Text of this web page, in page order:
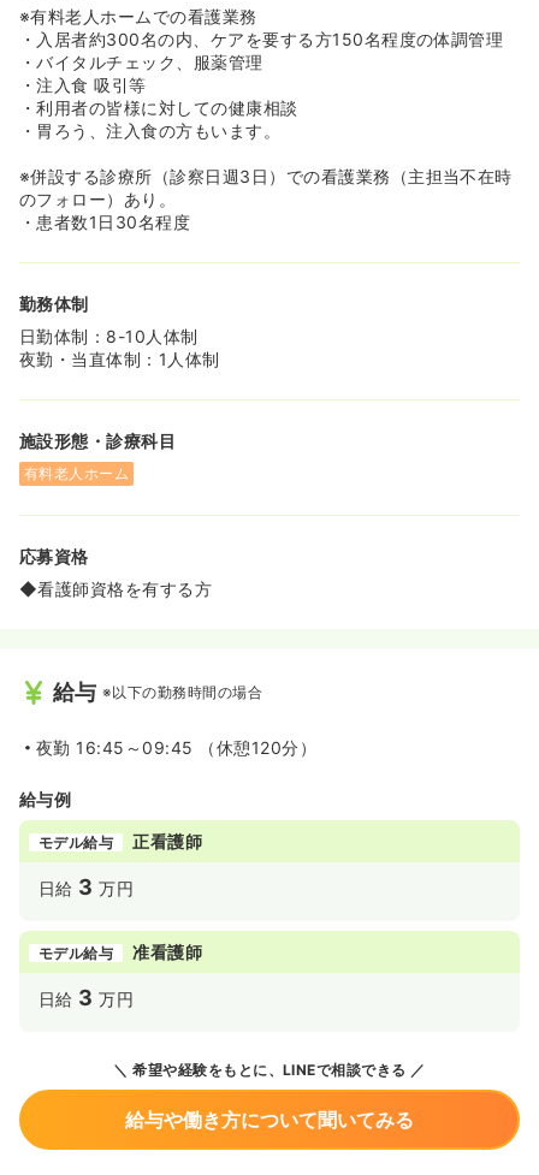
間休日120日と非常にお休みが多いです＾＾
有給消化率も80％以上と休みの消化もしやすく、プライベ
ートとの両立がしやすい職場となっております◎
≪安定した福利厚生で、託児所もございます♪≫
◆隣接する京都桂病院内にある、「法人の託児所」を利用
◆時間帯は「7時半～20時半」までお子様を預けることが
出来ます。(2ヶ月～未就学児まで託児可能)
◆また日勤帯は「病児保育」もございます。利用料は1回
また、育児介護休業法によって、お子様が未就学児のとき
◆桂駅から専用の送迎バスも出ており、電車通勤も楽々で
す。
業務負担が軽減されております♪≫
ムとなっております。
◆通常の介護配置(3対1)ですと、スタッフの必要人数は
123名なのですが、同施設では、看護師・介護士合わせて
144名と通常より多くのスタッフを配置しております。
のご希望に合わせた雇用形態を展開するとともに、「夜勤
を少なめにしたい」という方もご相談が可能となっており
※有料老人ホームでの看護業務
・入居者約300名の内、ケアを要する方150名程度の体調管理
・バイタルチェック、服薬管理
・注入食 吸引等
・利用者の皆様に対しての健康相談
・胃ろう、注入食の方もいます。
※併設する診療所（診察日週3日）での看護業務（主担当不在時
のフォロー）あり。
・患者数1日30名程度
勤務体制
日勤体制：8-10人体制
夜勤・当直体制：1人体制
施設形態・診療科目
有料老人ホーム
応募資格
◆看護師資格を有する方
給与 ※以下の勤務時間の場合
夜勤 16:45～09:45 （休憩120分）
給与例
モデル給与 正看護師
日給 3 万円
モデル給与 准看護師
日給 3 万円
希望や経験をもとに、LINEで相談できる
給与や働き方について聞いてみる